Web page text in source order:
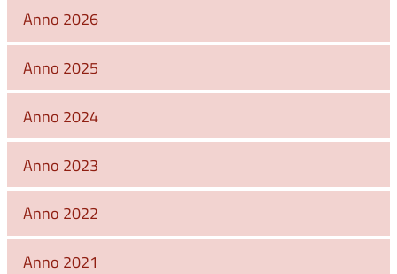
Anno 2026
Anno 2025
Anno 2024
Anno 2023
Anno 2022
Anno 2021